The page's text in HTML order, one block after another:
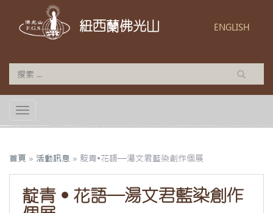
紐西蘭佛光山 ENGLISH
TOGGLE NAVIGATION
首頁 » 活動訊息 » 靛青•花語—湯文君藍染創作個展
靛青•花語—湯文君藍染創作